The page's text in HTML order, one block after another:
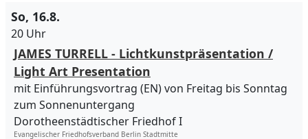
So, 16.8.
20 Uhr
JAMES TURRELL - Lichtkunstpräsentation /
Light Art Presentation
mit Einführungsvortrag (EN) von Freitag bis Sonntag
zum Sonnenuntergang
Dorotheenstädtischer Friedhof I
Evangelischer Friedhofsverband Berlin Stadtmitte